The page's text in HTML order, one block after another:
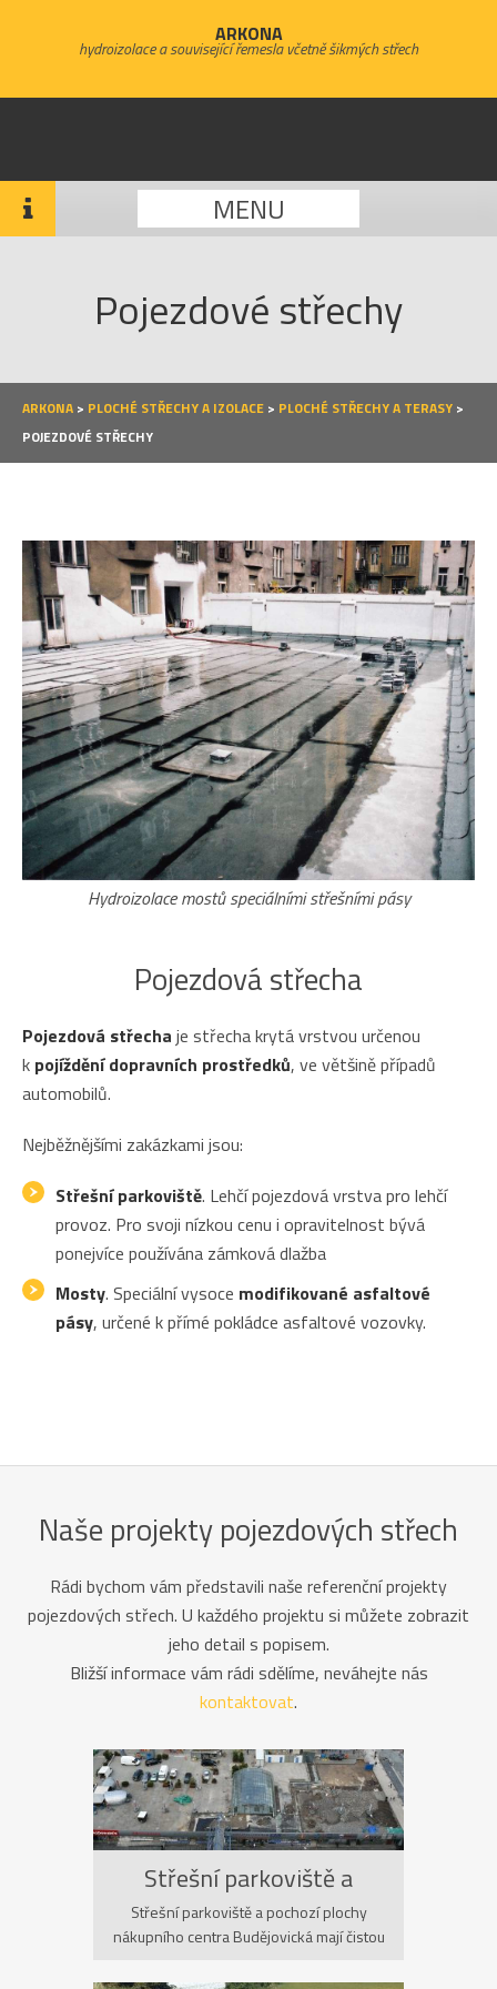
ARKONA
hydroizolace a související řemesla včetně šikmých střech
MENU
Pojezdové střechy
ARKONA > PLOCHÉ STŘECHY A IZOLACE > PLOCHÉ STŘECHY A TERASY >
POJEZDOVÉ STŘECHY
Hydroizolace mostů speciálními střešními pásy
Pojezdová střecha
Pojezdová střecha je střecha krytá vrstvou určenou
k pojíždění dopravních prostředků, ve většině případů
automobilů.
Nejběžnějšími zakázkami jsou:
Střešní parkoviště. Lehčí pojezdová vrstva pro lehčí
provoz. Pro svoji nízkou cenu i opravitelnost bývá
ponejvíce používána zámková dlažba
Mosty. Speciální vysoce modifikované asfaltové
pásy, určené k přímé pokládce asfaltové vozovky.
Naše projekty pojezdových střech
Rádi bychom vám představili naše referenční projekty
pojezdových střech. U každého projektu si můžete zobrazit
jeho detail s popisem.
Bližší informace vám rádi sdělíme, neváhejte nás
kontaktovat.
Střešní parkoviště a
pochozí plochy OC
Budějovická
Střešní parkoviště a pochozí plochy
nákupního centra Budějovická mají čistou